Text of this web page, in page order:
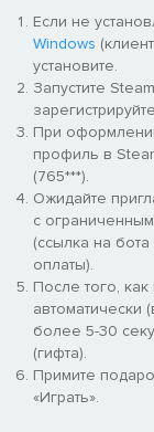
Если не
Windows
установите.
Запустите
При
профиль в
(765***).
Ожидайте
с
(ссылка на
оплаты).
После того,
автоматически
более 5-30
(гифта).
Примите
«Играть».